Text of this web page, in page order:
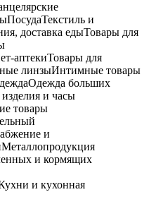
ПосудаТекстиль и
доставка едыТовары для
аптекиТовары для
линзыИнтимные товары
Одежда больших
и часы
товары
и
Металлопродукция
и кормящих
и кухонная